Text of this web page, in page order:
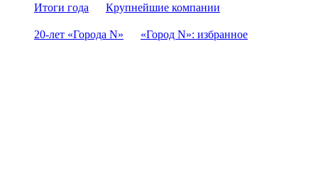
Итоги года
Крупнейшие компании
20-лет «Города N» «Город N»: избранное